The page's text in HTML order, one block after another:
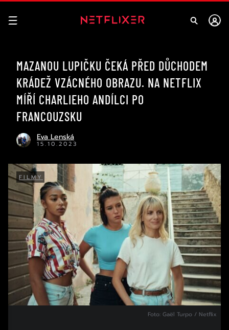
MAZANOU LUPIČKU ČEKÁ PŘED DŮCHODEM
KRÁDEŽ VZÁCNÉHO OBRAZU. NA NETFLIX
MÍŘÍ CHARLIEHO ANDÍLCI PO
FRANCOUZSKU
Eva Lenská
15.10.2023
FILMY
Foto: Gaël Turpo / Netflix